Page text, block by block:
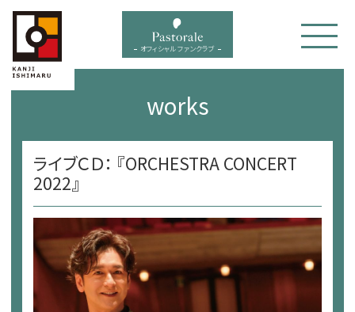
menu オフィシャル ファンクラブ
works
ライブＣＤ： 『ORCHESTRA CONCERT
2022』